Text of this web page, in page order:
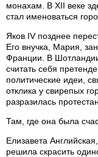
монахам. В XII веке
стал именоваться
Яков IV позднее
Его внучка, Мария,
Франции. В
считать себя
политические идеи,
отклика у свирепых
разразилась
Там, где она была
Елизавета
решила скрасить